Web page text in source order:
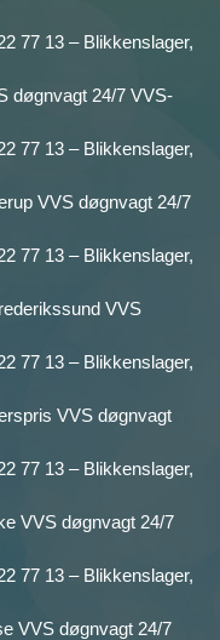
77 13 – Blikkenslager,
døgnvagt 24/7 VVS-
77 13 – Blikkenslager,
VVS døgnvagt 24/7
77 13 – Blikkenslager,
VVS
77 13 – Blikkenslager,
VVS døgnvagt
77 13 – Blikkenslager,
VVS døgnvagt 24/7
77 13 – Blikkenslager,
VVS døgnvagt 24/7